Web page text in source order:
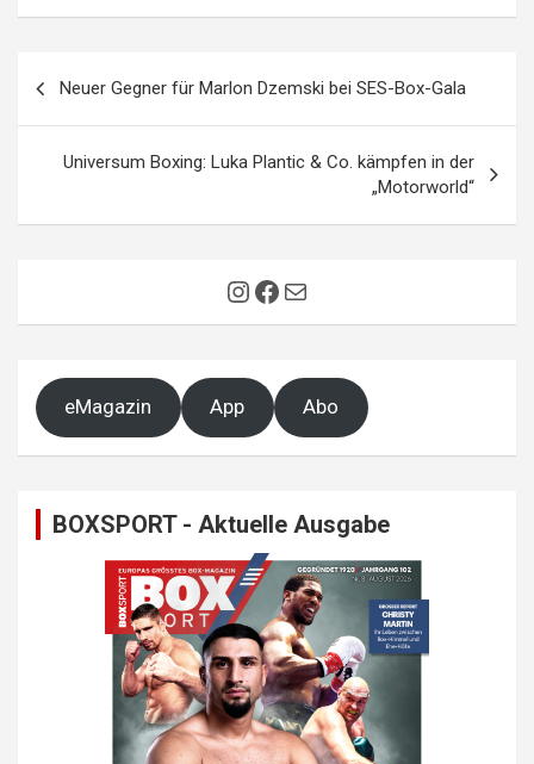
Neuer Gegner für Marlon Dzemski bei SES-Box-Gala
Universum Boxing: Luka Plantic & Co. kämpfen in der
„Motorworld“
Instagram
Facebook
E-Mail
eMagazin App Abo
BOXSPORT - Aktuelle Ausgabe